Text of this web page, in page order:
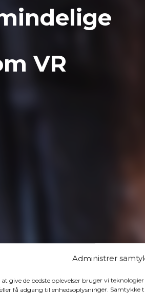
Administrer
at give de bedste oplevelser bruger vi
få adgang til enhedsoplysninger. Samtykke
VR